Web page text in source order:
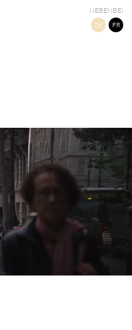
NEBENBEI
DE
FR